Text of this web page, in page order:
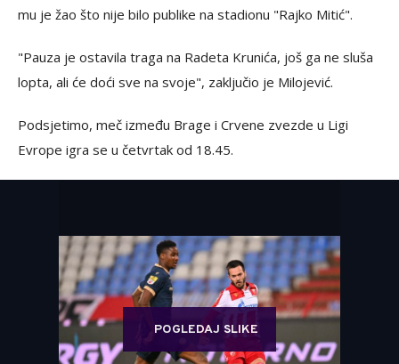
mu je žao što nije bilo publike na stadionu "Rajko Mitić".
"Pauza je ostavila traga na Radeta Krunića, još ga ne sluša
lopta, ali će doći sve na svoje", zaključio je Milojević.
Podsjetimo, meč između Brage i Crvene zvezde u Ligi
Evrope igra se u četvrtak od 18.45.
POGLEDAJ SLIKE